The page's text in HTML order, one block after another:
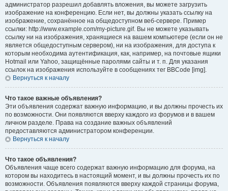
администратор разрешил добавлять вложения, вы можете загрузить
изображение на конференцию. Если нет, вы должны указать ссылку на
изображение, сохранённое на общедоступном веб-сервере. Пример
ссылки: http://www.example.com/my-picture.gif. Вы не можете указывать
ссылку ни на изображения, хранящиеся на вашем компьютере (если он не
является общедоступным сервером), ни на изображения, для доступа к
которым необходима аутентификация, как, например, на почтовые ящики
Hotmail или Yahoo, защищённые паролями сайты и т. п. Для указания
ссылок на изображения используйте в сообщениях тег BBCode [img].
Вернуться к началу
Что такое важные объявления?
Эти объявления содержат важную информацию, и вы должны прочесть их
по возможности. Они появляются вверху каждого из форумов и в вашем
личном разделе. Права на создание важных объявлений
предоставляются администратором конференции.
Вернуться к началу
Что такое объявления?
Объявления чаще всего содержат важную информацию для форума, на
котором вы находитесь в настоящий момент, и вы должны прочесть их по
возможности. Объявления появляются вверху каждой страницы форума,